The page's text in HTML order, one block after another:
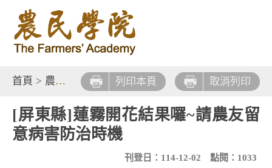
首頁 > 農業新知 > 農業焦點 取消列印
列印本頁
[屏東縣]蓮霧開花結果囉~請農友留
意病害防治時機
刊登日：114-12-02 點閱：1033